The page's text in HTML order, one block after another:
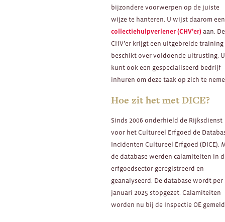
bijzondere voorwerpen op de juiste
wijze te hanteren. U wijst daarom een
collectiehulpverlener (CHV’er) aan. De
CHV’er krijgt een uitgebreide training
beschikt over voldoende uitrusting. U
kunt ook een gespecialiseerd bedrijf
inhuren om deze taak op zich te
Hoe zit het met DICE?
Sinds 2006 onderhield de Rijksdienst
voor het Cultureel Erfgoed de
Incidenten Cultureel Erfgoed (DICE).
de database werden calamiteiten in
erfgoedsector geregistreerd en
geanalyseerd. De database wordt per
januari 2025 stopgezet. Calamiteiten
worden nu bij de Inspectie OE